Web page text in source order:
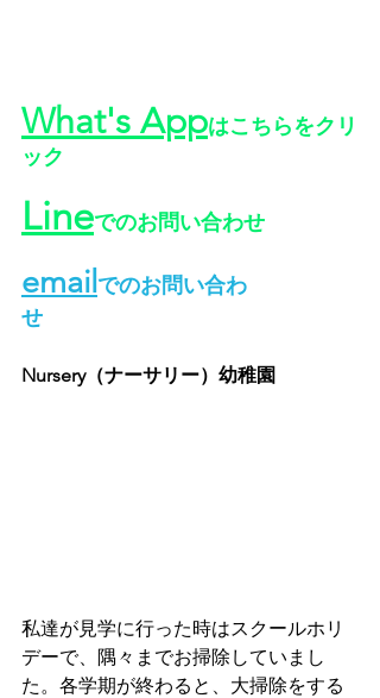
What's Appはこちらをクリ
ック
Lineでのお問い合わせ
email でのお問い合わ
せ
Nursery（ナーサリー）幼稚園
私達が見学に行った時はスクールホリ
デーで、隅々までお掃除していまし
た。各学期が終わると、大掃除をする